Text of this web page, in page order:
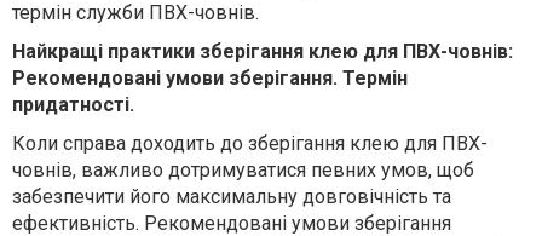
термін служби ПВХ-човнів.
Найкращі практики зберігання клею для ПВХ-човнів:
Рекомендовані умови зберігання. Термін
придатності.
Коли справа доходить до зберігання клею для ПВХ-
човнів, важливо дотримуватися певних умов, щоб
забезпечити його максимальну довговічність та
ефективність. Рекомендовані умови зберігання